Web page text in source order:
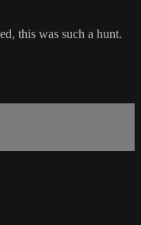
this was such a hunt.